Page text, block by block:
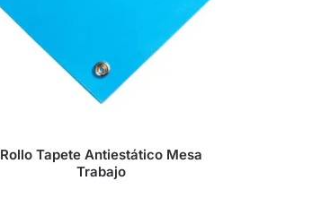
Rollo Tapete Antiestático Mesa
Trabajo